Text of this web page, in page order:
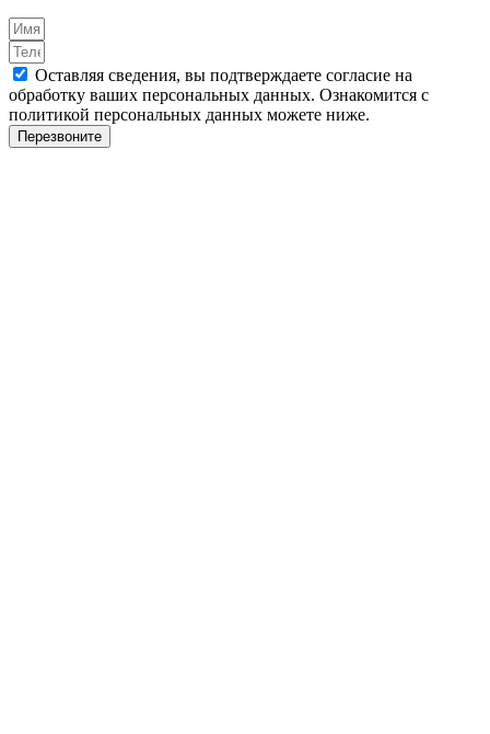
Оставляя сведения, вы подтверждаете согласие на
обработку ваших персональных данных. Ознакомится с
политикой персональных данных можете ниже.
Перезвоните